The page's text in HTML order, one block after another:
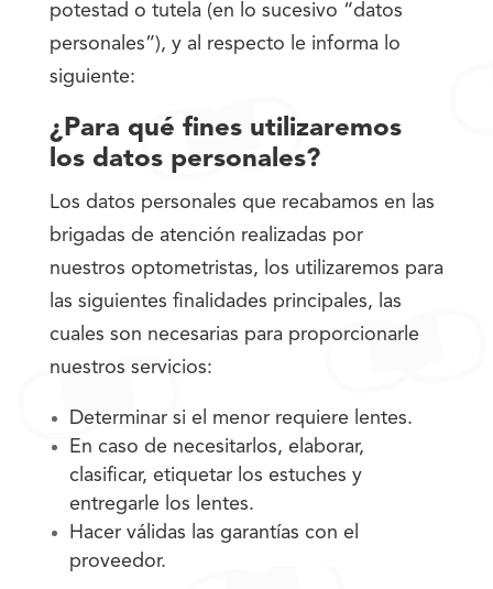
potestad o tutela (en lo sucesivo “datos
personales”), y al respecto le informa lo
siguiente:
¿Para qué fines utilizaremos
los datos personales?
Los datos personales que recabamos en las
brigadas de atención realizadas por
nuestros optometristas, los utilizaremos para
las siguientes finalidades principales, las
cuales son necesarias para proporcionarle
nuestros servicios:
Determinar si el menor requiere lentes.
En caso de necesitarlos, elaborar,
clasificar, etiquetar los estuches y
entregarle los lentes.
Hacer válidas las garantías con el
proveedor.